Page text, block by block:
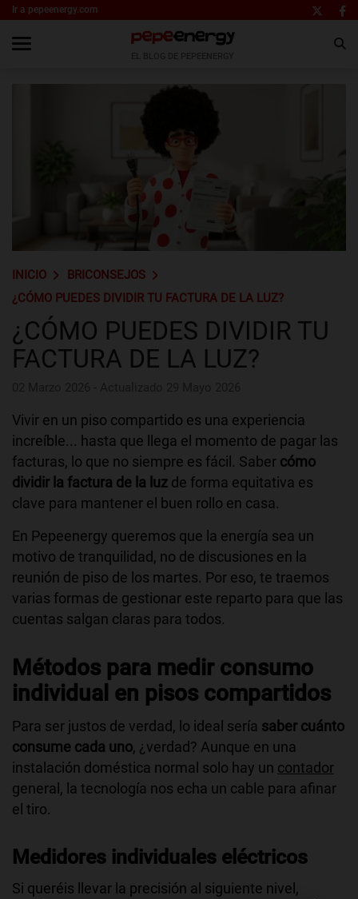
Ir a pepeenergy.com
INICIO
BRICONSEJOS
¿CÓMO PUEDES DIVIDIR TU FACTURA DE LA LUZ?
¿CÓMO PUEDES DIVIDIR TU
FACTURA DE LA LUZ?
Vivir en un piso compartido es una experiencia
increíble... hasta que llega el momento de pagar las
facturas, lo que no siempre es fácil. Saber cómo
dividir la factura de la luz de forma equitativa es
clave para mantener el buen rollo en casa.
En Pepeenergy queremos que la energía sea un
motivo de tranquilidad, no de discusiones en la
reunión de piso de los martes. Por eso, te traemos
varias formas de gestionar este reparto para que las
cuentas salgan claras para todos.
Métodos para medir consumo
individual en pisos compartidos
Para ser justos de verdad, lo ideal sería saber cuánto
consume cada uno, ¿verdad? Aunque en una
instalación doméstica normal solo hay un contador
general, la tecnología nos echa un cable para afinar
el tiro.
Medidores individuales eléctricos
Si queréis llevar la precisión al siguiente nivel,